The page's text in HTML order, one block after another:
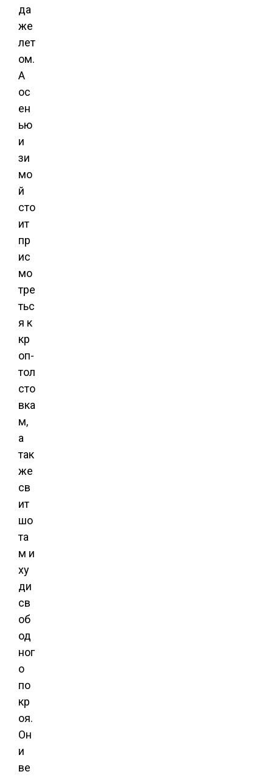
да
же
лет
ом.
А
ос
ен
ью
и
зи
мо
й
сто
ит
пр
ис
мо
тре
тьс
я к
кр
оп-
тол
сто
вка
м,
а
так
же
св
ит
шо
та
м и
ху
ди
св
об
од
ног
о
по
кр
оя.
Он
и
ве